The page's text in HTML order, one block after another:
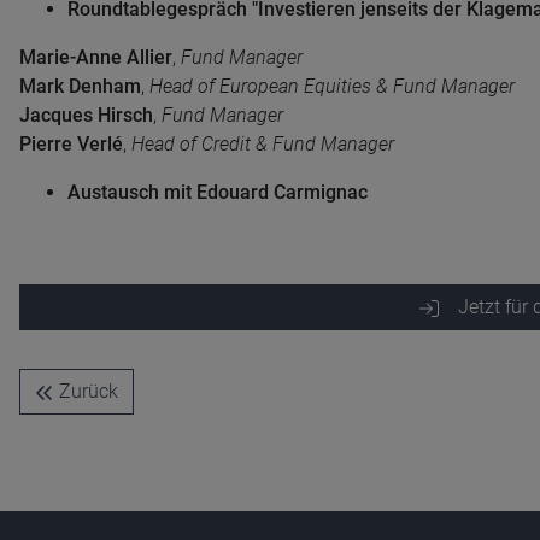
Roundtablegespräch "Investieren jenseits der
Marie-Anne Allier, Fund Manager
Mark Denham, Head of European Equities & Fund Manager
Jacques Hirsch, Fund Manager
Pierre Verlé, Head of Credit & Fund Manager
Austausch mit Edouard Carmignac
Jetzt für
Zurück
Anbieter
D&C
Zweck
Ablauf
1 Jahr